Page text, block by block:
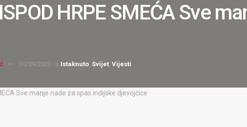
HRPE SMEĆA Sve
30/09/2020 u Istaknuto Svijet Vijesti